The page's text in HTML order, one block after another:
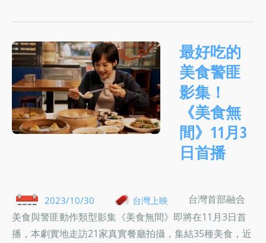
最好吃的
美食警匪
影集！
《美食無
間》11月3
日首播
2023/10/30 台灣上映
台灣首部融合
美食與警匪動作類型影集《美食無間》即將在11月3日首
播，本劇實地走訪21家真實餐廳拍攝，集結35種美食，近